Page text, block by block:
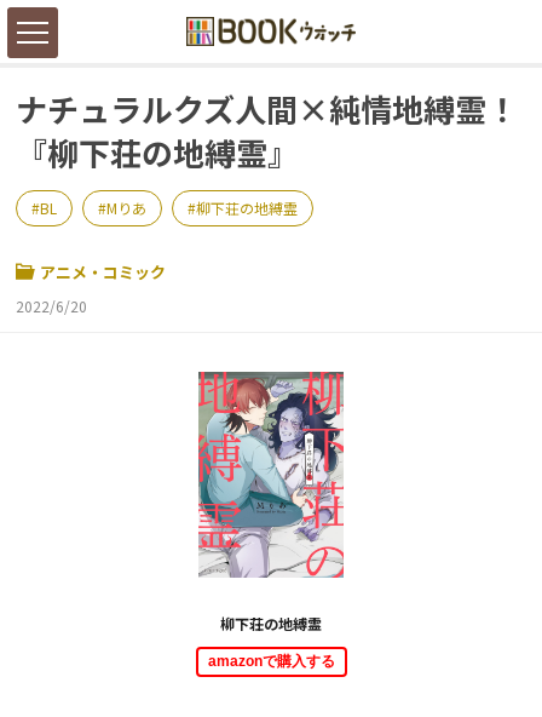
ナチュラルクズ人間×純情地縛霊！
『柳下荘の地縛霊』
BL Mりあ 柳下荘の地縛霊
アニメ・コミック
2022/6/20
柳下荘の地縛霊
amazonで購入する